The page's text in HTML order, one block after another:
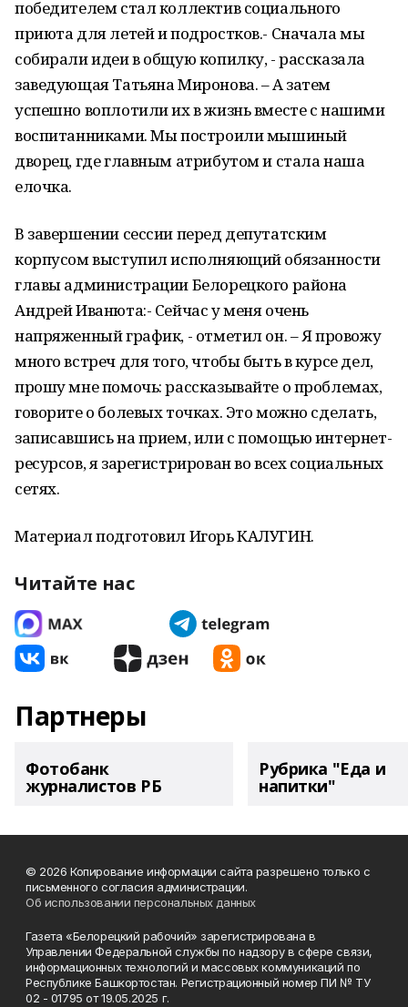
победителем стал коллектив социального
приюта для летей и подростков.- Сначала мы
собирали идеи в общую копилку, - рассказала
заведующая Татьяна Миронова. – А затем
успешно воплотили их в жизнь вместе с нашими
воспитанниками. Мы построили мышиный
дворец, где главным атрибутом и стала наша
елочка.
В завершении сессии перед депутатским
корпусом выступил исполняющий обязанности
главы администрации Белорецкого района
Андрей Иванюта:- Сейчас у меня очень
напряженный график, - отметил он. – Я провожу
много встреч для того, чтобы быть в курсе дел,
прошу мне помочь: рассказывайте о проблемах,
говорите о болевых точках. Это можно сделать,
записавшись на прием, или с помощью интернет-
ресурсов, я зарегистрирован во всех социальных
сетях.
Материал подготовил Игорь КАЛУГИН.
Читайте нас
Партнеры
Фотобанк
журналистов РБ
Рубрика "Еда и
напитки"
© 2026 Копирование информации сайта разрешено только с
письменного согласия администрации.
Об использовании персональных данных
Газета «Белорецкий рабочий» зарегистрирована в
Управлении Федеральной службы по надзору в сфере связи,
информационных технологий и массовых коммуникаций по
Республике Башкортостан. Регистрационный номер ПИ № ТУ
02 - 01795 от 19.05.2025 г.